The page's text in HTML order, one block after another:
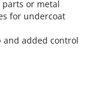
or metal
for undercoat
and added control